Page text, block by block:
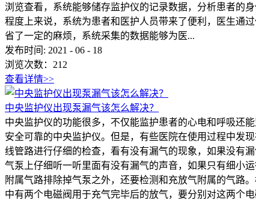
浏览查看，系统能够储存监护仪的记录数据，分析患者的
程度上来说，系统为患者和医护人员带来了便利，医生通
省了一定的麻烦，系统采集的数据能够为医...
发布时间: 2021 - 06 - 18
浏览次数： 212
查看详情>>
中央监护仪‍出现泵漏气该怎么解决？
中央监护仪‍的功能很多，不仅能监护患者的心电和呼吸还
安全可靠的中央监护仪。但是，有些医院在使用过程中发
线管路进行仔细的检查，看有没有漏气的现象，如果没有
气泵上仔细听一听里面有没有漏气的声音，如果只有细小
附属气路排除掉气泵之外，还要检测和充放气附属的气路
中有两个电磁阀用于充气完毕后的放气，要分别对这两个